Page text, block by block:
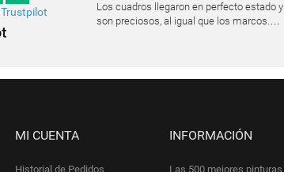
Los cuadros llegaron en perfecto estado y
son preciosos, al igual que los marcos.
e
MI CUENTA
Historial de Pedidos
INFORMACIÓN
Las 500 mejores pinturas